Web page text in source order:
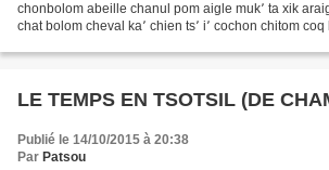
chonbolom abeille chanul pom aigle muk՚ ta xik
chat bolom cheval ka՚ chien ts՚ i՚ cochon chitom
LE TEMPS EN TSOTSIL (DE
Publié le 14/10/2015 à 20:38
Par Patsou